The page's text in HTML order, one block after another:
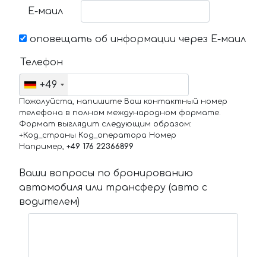
Е-маил
оповещать об информации через Е-маил
Телефон
+49
Пожалуйста, напишите Ваш контактный номер
телефона в полном международном формате.
Формат выглядит следующим образом:
+Код_страны Код_оператора Номер
Например, +49 176 22366899
Ваши вопросы по бронированию
автомобиля или трансферу (авто с
водителем)